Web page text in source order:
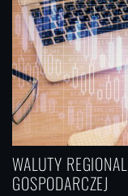
WALUTY
GOSPODARCZEJ